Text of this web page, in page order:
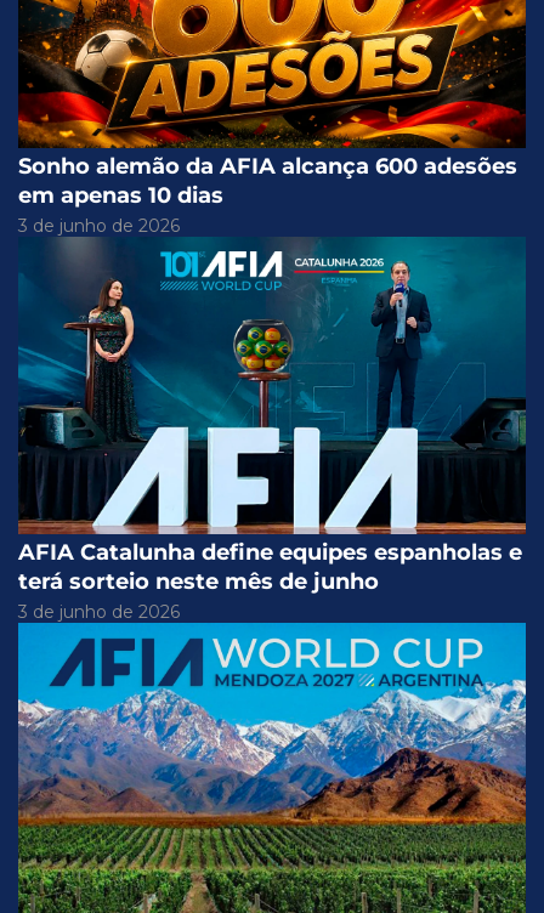
Sonho alemão da AFIA alcança 600 adesões
em apenas 10 dias
3 de junho de 2026
AFIA Catalunha define equipes espanholas e
terá sorteio neste mês de junho
3 de junho de 2026